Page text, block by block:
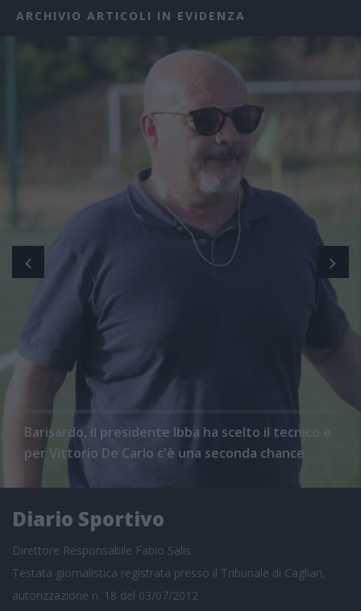
ARCHIVIO ARTICOLI IN EVIDENZA
Barisardo, il presidente Ibba ha scelto il tecnico e
per Vittorio De Carlo c'è una seconda chance
Diario Sportivo
Direttore Responsabile Fabio Salis
Testata giornalistica registrata presso il Tribunale di Cagliari,
autorizzazione n. 18 del 03/07/2012